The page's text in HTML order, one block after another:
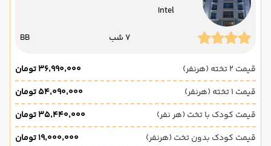
Intel
7 شب BB
قیمت 2 تخته (هرنفر)
۳۶٬۹۹۰٬۰۰۰ تومان
قیمت 1 تخته (هرنفر)
۵۴٬۰۹۰٬۰۰۰ تومان
قیمت کودک با تخت (هر نفر)
۳۵٬۴۴۰٬۰۰۰ تومان
قیمت کودک بدون تخت (هرنفر)
۱۹٬۰۰۰٬۰۰۰ تومان